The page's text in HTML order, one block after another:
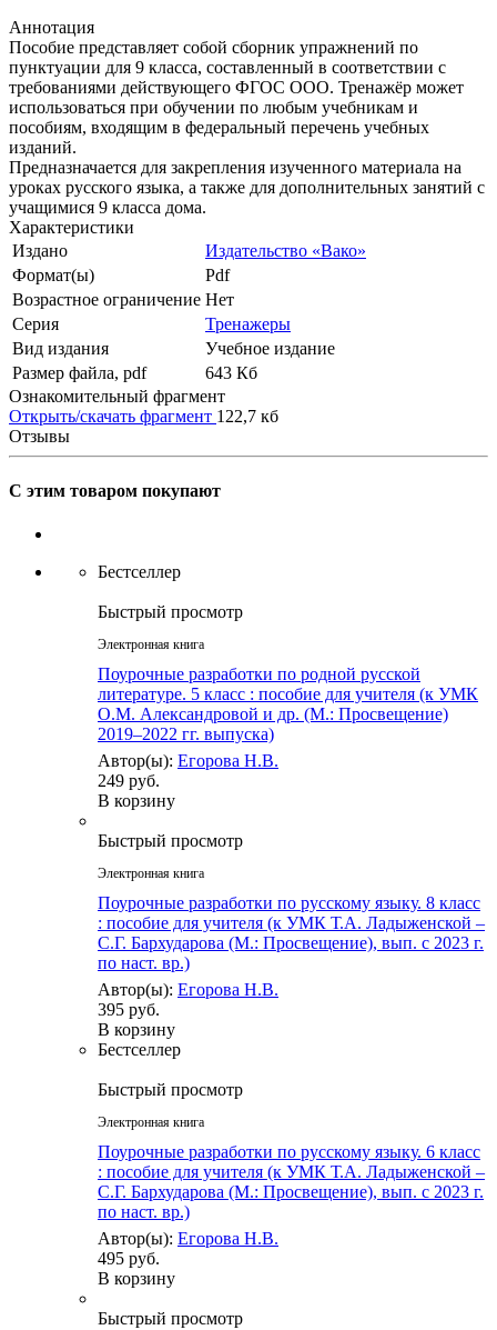
Аннотация
Пособие представляет собой сборник упражнений по
пунктуации для 9 класса, составленный в соответствии с
требованиями действующего ФГОС ООО. Тренажёр может
использоваться при обучении по любым учебникам и
пособиям, входящим в федеральный перечень учебных
изданий.
Предназначается для закрепления изученного материала на
уроках русского языка, а также для дополнительных занятий с
учащимися 9 класса дома.
Характеристики
Издано
Издательство «Вако»
Формат(ы)
Pdf
Возрастное ограничение Нет
Серия
Тренажеры
Вид издания
Учебное издание
Размер файла, pdf
643 Кб
Ознакомительный фрагмент
Открыть/скачать фрагмент 122,7 кб
Отзывы
С этим товаром покупают
Бестселлер
Быстрый просмотр
Электронная книга
Поурочные разработки по родной русской
литературе. 5 класс : пособие для учителя (к УМК
О.М. Александровой и др. (М.: Просвещение)
2019–2022 гг. выпуска)
Автор(ы): Егорова Н.В.
249 руб.
В корзину
Быстрый просмотр
Электронная книга
Поурочные разработки по русскому языку. 8 класс
: пособие для учителя (к УМК Т.А. Ладыженской –
С.Г. Бархударова (М.: Просвещение), вып. с 2023 г.
по наст. вр.)
Автор(ы): Егорова Н.В.
395 руб.
В корзину
Бестселлер
Быстрый просмотр
Электронная книга
Поурочные разработки по русскому языку. 6 класс
: пособие для учителя (к УМК Т.А. Ладыженской –
С.Г. Бархударова (М.: Просвещение), вып. с 2023 г.
по наст. вр.)
Автор(ы): Егорова Н.В.
495 руб.
В корзину
Быстрый просмотр